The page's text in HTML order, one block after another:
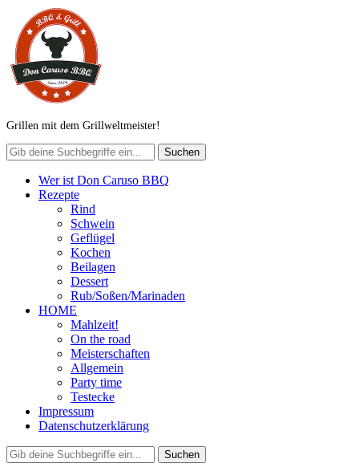
Grillen mit dem Grillweltmeister!
Wer ist Don Caruso BBQ
Rezepte
Rind
Schwein
Geflügel
Kochen
Beilagen
Dessert
Rub/Soßen/Marinaden
HOME
Mahlzeit!
On the road
Meisterschaften
Allgemein
Party time
Testecke
Impressum
Datenschutzerklärung